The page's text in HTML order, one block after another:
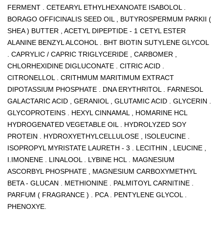
FERMENT . CETEARYL ETHYLHEXANOATE ISABOLOL .
BORAGO OFFICINALIS SEED OIL , BUTYROSPERMUM PARKII (
SHEA ) BUTTER , ACETYL DIPEPTIDE - 1 CETYL ESTER
ALANINE BENZYL ALCOHOL . BHT BIOTIN SUTYLENE GLYCOL
. CAPRYLIC / CAPRIC TRIGLYCERIDE , CARBOMER ,
CHLORHEXIDINE DIGLUCONATE . CITRIC ACID .
CITRONELLOL . CRITHMUM MARITIMUM EXTRACT
DIPOTASSIUM PHOSPHATE . DNA ERYTHRITOL . FARNESOL
GALACTARIC ACID , GERANIOL , GLUTAMIC ACID . GLYCERIN .
GLYCOPROTEINS . HEXYL CINNAMAL , HOMARINE HCL
HYDROGENATED VEGETABLE OIL . HYDROLYZED SOY
PROTEIN . HYDROXYETHYLCELLULOSE , ISOLEUCINE .
ISOPROPYL MYRISTATE LAURETH - 3 . LECITHIN , LEUCINE ,
I.IMONENE . LINALOOL . LYBINE HCL . MAGNESIUM
ASCORBYL PHOSPHATE , MAGNESIUM CARBOXYMETHYL
BETA - GLUCAN . METHIONINE . PALMITOYL CARNITINE .
PARFUM ( FRAGRANCE ) . PCA . PENTYLENE GLYCOL .
PHENOXYE.